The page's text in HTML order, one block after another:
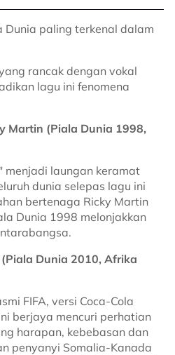
Dunia paling terkenal dalam
rancak dengan vokal
lagu ini fenomena
Martin (Piala Dunia 1998,
menjadi laungan keramat
dunia selepas lagu ini
bertenaga Ricky Martin
Dunia 1998 melonjakkan
Dunia 2010, Afrika
FIFA, versi Coca-Cola
berjaya mencuri perhatian
harapan, kebebasan dan
penyanyi Somalia-Kanada